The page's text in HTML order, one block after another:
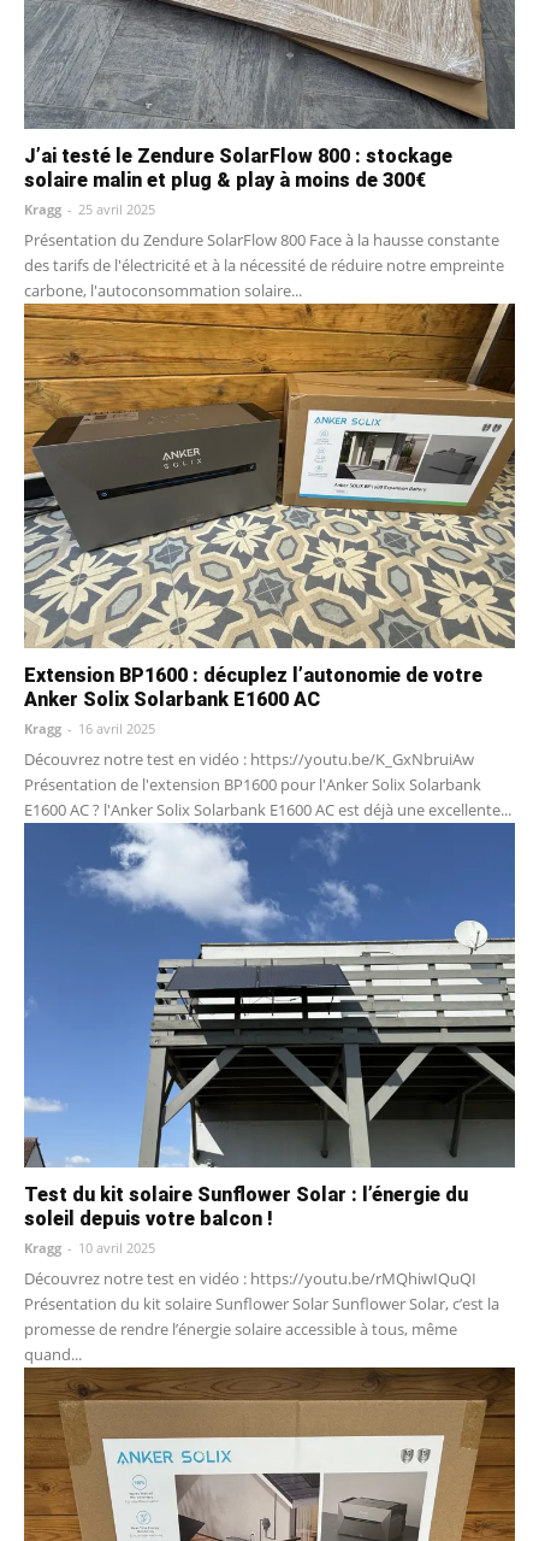
J’ai testé le Zendure SolarFlow 800 : stockage
solaire malin et plug & play à moins de 300€
Kragg - 25 avril 2025
Présentation du Zendure SolarFlow 800 Face à la hausse constante
des tarifs de l'électricité et à la nécessité de réduire notre empreinte
carbone, l'autoconsommation solaire...
Extension BP1600 : décuplez l’autonomie de votre
Anker Solix Solarbank E1600 AC
Kragg - 16 avril 2025
Découvrez notre test en vidéo : https://youtu.be/K_GxNbruiAw
Présentation de l'extension BP1600 pour l'Anker Solix Solarbank
E1600 AC ? l'Anker Solix Solarbank E1600 AC est déjà une excellente...
Test du kit solaire Sunflower Solar : l’énergie du
soleil depuis votre balcon !
Kragg - 10 avril 2025
Découvrez notre test en vidéo : https://youtu.be/rMQhiwIQuQI
Présentation du kit solaire Sunflower Solar Sunflower Solar, c’est la
promesse de rendre l’énergie solaire accessible à tous, même
quand...